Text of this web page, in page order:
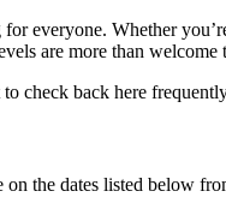
everyone. Whether
are more than welcome
check back here
the dates listed below